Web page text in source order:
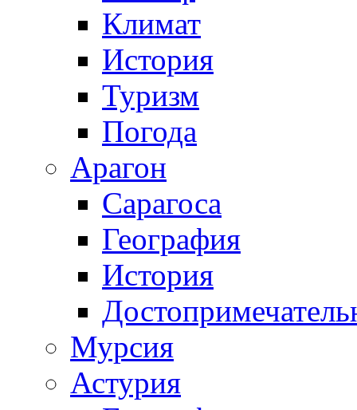
Климат
История
Туризм
Погода
Арагон
Сарагоса
География
История
Мурсия
Астурия